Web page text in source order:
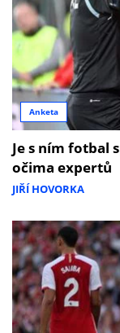
Anketa
Je s ním fotbal
očima expertů
JIŘÍ HOVORKA